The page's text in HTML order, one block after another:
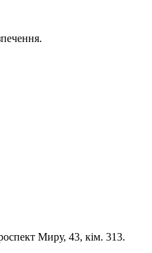
Миру, 43, кім. 313.